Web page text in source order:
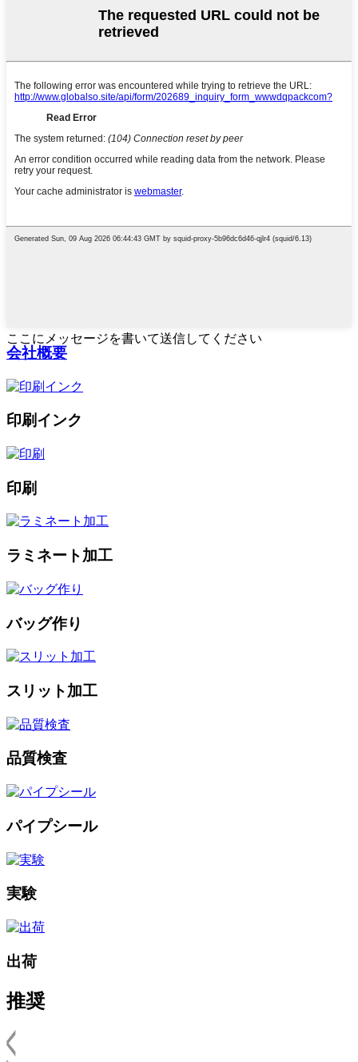
ここにメッセージを書いて送信してください
会社概要
印刷インク
印刷
ラミネート加工
バッグ作り
スリット加工
品質検査
パイプシール
実験
出荷
推奨